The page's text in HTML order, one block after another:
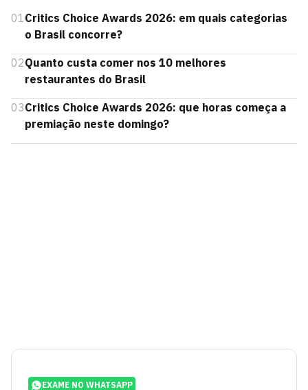
01Critics Choice Awards 2026: em quais categorias
o Brasil concorre?
02Quanto custa comer nos 10 melhores
restaurantes do Brasil
03Critics Choice Awards 2026: que horas começa a
premiação neste domingo?
EXAME NO WHATSAPP